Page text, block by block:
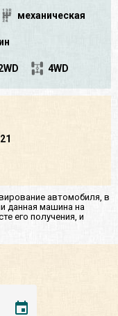
механическая
4WD
21
автомобиля, в
данная машина на
его получения, и
event